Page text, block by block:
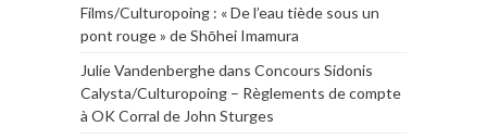
Films/Culturopoing : « De l’eau tiède sous un
pont rouge » de Shōhei Imamura
Julie Vandenberghedans Concours Sidonis
Calysta/Culturopoing – Règlements de compte
à OK Corral de John Sturges